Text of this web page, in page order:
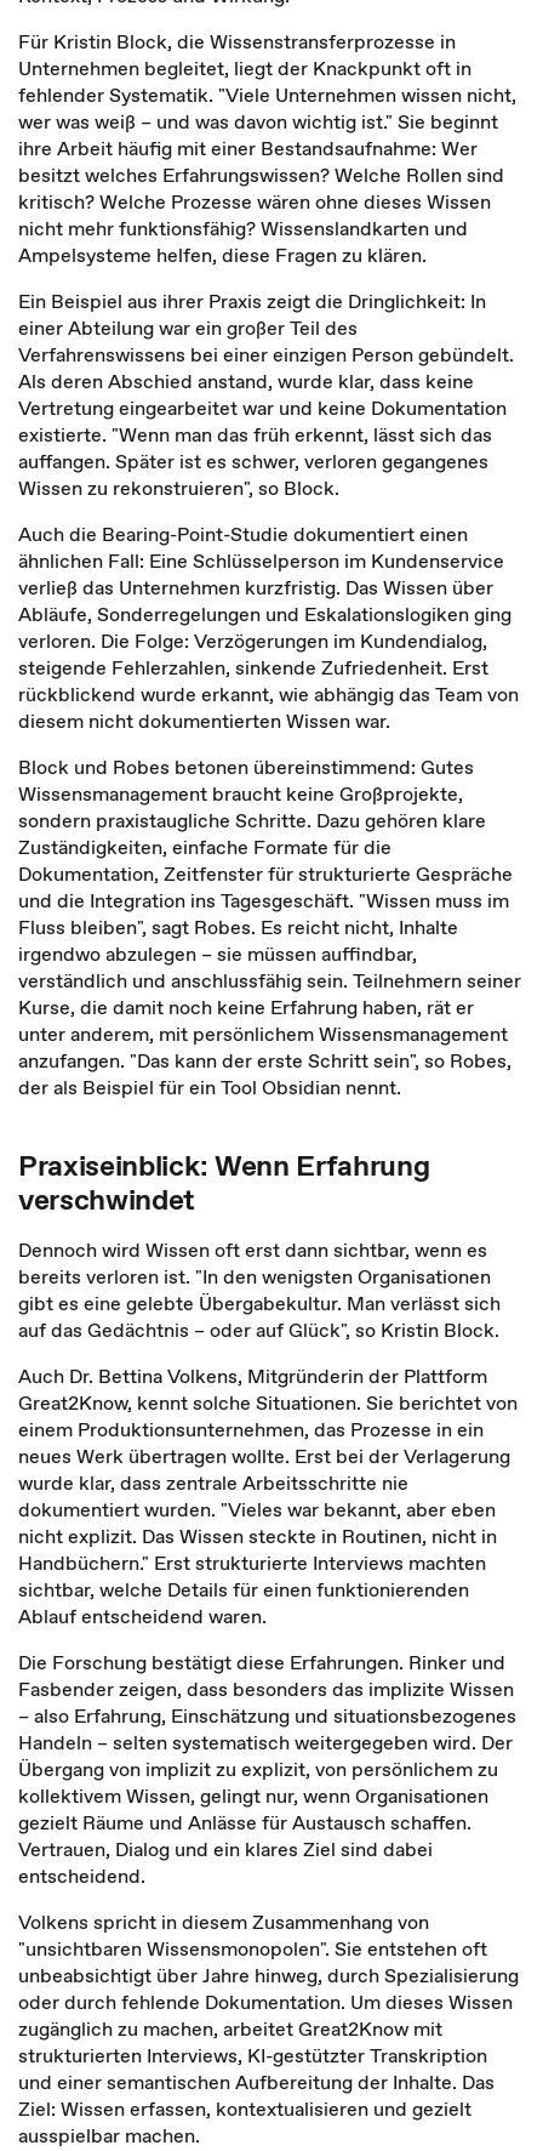
Für Kristin Block, die Wissenstransferprozesse in
Unternehmen begleitet, liegt der Knackpunkt oft in
fehlender Systematik. "Viele Unternehmen wissen nicht,
wer was weiß – und was davon wichtig ist." Sie beginnt
ihre Arbeit häufig mit einer Bestandsaufnahme: Wer
besitzt welches Erfahrungswissen? Welche Rollen sind
kritisch? Welche Prozesse wären ohne dieses Wissen
nicht mehr funktionsfähig? Wissenslandkarten und
Ampelsysteme helfen, diese Fragen zu klären.
Ein Beispiel aus ihrer Praxis zeigt die Dringlichkeit: In
einer Abteilung war ein großer Teil des
Verfahrenswissens bei einer einzigen Person gebündelt.
Als deren Abschied anstand, wurde klar, dass keine
Vertretung eingearbeitet war und keine Dokumentation
existierte. "Wenn man das früh erkennt, lässt sich das
auffangen. Später ist es schwer, verloren gegangenes
Wissen zu rekonstruieren", so Block.
Auch die Bearing-Point-Studie dokumentiert einen
ähnlichen Fall: Eine Schlüsselperson im Kundenservice
verließ das Unternehmen kurzfristig. Das Wissen über
Abläufe, Sonderregelungen und Eskalationslogiken ging
verloren. Die Folge: Verzögerungen im Kundendialog,
steigende Fehlerzahlen, sinkende Zufriedenheit. Erst
rückblickend wurde erkannt, wie abhängig das Team von
diesem nicht dokumentierten Wissen war.
Block und Robes betonen übereinstimmend: Gutes
Wissensmanagement braucht keine Großprojekte,
sondern praxistaugliche Schritte. Dazu gehören klare
Zuständigkeiten, einfache Formate für die
Dokumentation, Zeitfenster für strukturierte Gespräche
und die Integration ins Tagesgeschäft. "Wissen muss im
Fluss bleiben", sagt Robes. Es reicht nicht, Inhalte
irgendwo abzulegen – sie müssen auffindbar,
verständlich und anschlussfähig sein. Teilnehmern seiner
Kurse, die damit noch keine Erfahrung haben, rät er
unter anderem, mit persönlichem Wissensmanagement
anzufangen. "Das kann der erste Schritt sein", so Robes,
der als Beispiel für ein Tool Obsidian nennt.
Praxiseinblick: Wenn Erfahrung
verschwindet
Dennoch wird Wissen oft erst dann sichtbar, wenn es
bereits verloren ist. "In den wenigsten Organisationen
gibt es eine gelebte Übergabekultur. Man verlässt sich
auf das Gedächtnis – oder auf Glück", so Kristin Block.
Auch Dr. Bettina Volkens, Mitgründerin der Plattform
Great2Know, kennt solche Situationen. Sie berichtet von
einem Produktionsunternehmen, das Prozesse in ein
neues Werk übertragen wollte. Erst bei der Verlagerung
wurde klar, dass zentrale Arbeitsschritte nie
dokumentiert wurden. "Vieles war bekannt, aber eben
nicht explizit. Das Wissen steckte in Routinen, nicht in
Handbüchern." Erst strukturierte Interviews machten
sichtbar, welche Details für einen funktionierenden
Ablauf entscheidend waren.
Die Forschung bestätigt diese Erfahrungen. Rinker und
Fasbender zeigen, dass besonders das implizite Wissen
– also Erfahrung, Einschätzung und situationsbezogenes
Handeln – selten systematisch weitergegeben wird. Der
Übergang von implizit zu explizit, von persönlichem zu
kollektivem Wissen, gelingt nur, wenn Organisationen
gezielt Räume und Anlässe für Austausch schaffen.
Vertrauen, Dialog und ein klares Ziel sind dabei
entscheidend.
Volkens spricht in diesem Zusammenhang von
"unsichtbaren Wissensmonopolen". Sie entstehen oft
unbeabsichtigt über Jahre hinweg, durch Spezialisierung
oder durch fehlende Dokumentation. Um dieses Wissen
zugänglich zu machen, arbeitet Great2Know mit
strukturierten Interviews, KI-gestützter Transkription
und einer semantischen Aufbereitung der Inhalte. Das
Ziel: Wissen erfassen, kontextualisieren und gezielt
ausspielbar machen.